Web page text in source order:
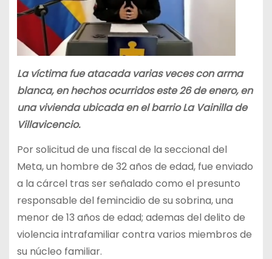
La víctima fue atacada varias veces con arma
blanca, en hechos ocurridos este 26 de enero, en
una vivienda ubicada en el barrio La Vainilla de
Villavicencio.
Por solicitud de una fiscal de la seccional del
Meta, un hombre de 32 años de edad, fue enviado
a la cárcel tras ser señalado como el presunto
responsable del femincidio de su sobrina, una
menor de 13 años de edad; ademas del delito de
violencia intrafamiliar contra varios miembros de
su núcleo familiar.